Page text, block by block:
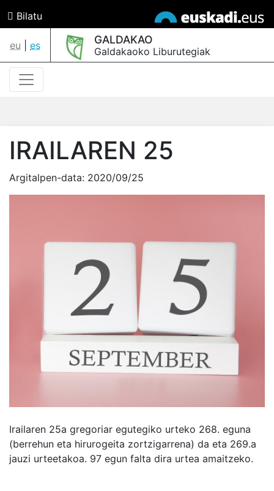
Bilatu
eu es GALDAKAO
Galdakaoko Liburutegiak
IRAILAREN 25
Argitalpen-data: 2020/09/25
Irailaren 25a gregoriar egutegiko urteko 268. eguna
(berrehun eta hirurogeita zortzigarrena) da eta 269.a
jauzi urteetakoa. 97 egun falta dira urtea amaitzeko.